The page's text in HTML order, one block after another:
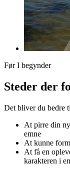
Før I begynder
Steder der
Det bliver du bedre
At pirre din
emne
At kunne
At få en
karakteren i